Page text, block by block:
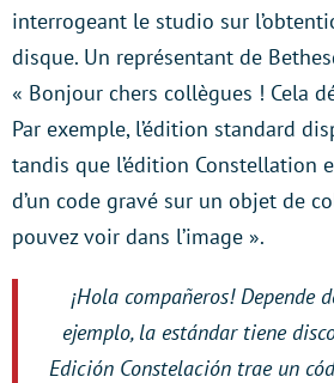
interrogeant le studio sur
disque. Un représentant de
« Bonjour chers collègues ! Cela
Par exemple, l’édition standard
tandis que l’édition Constellation
d’un code gravé sur un objet de
pouvez voir dans l’image ».
¡Hola compañeros! Depende
ejemplo, la estándar tiene
Edición Constelación trae un